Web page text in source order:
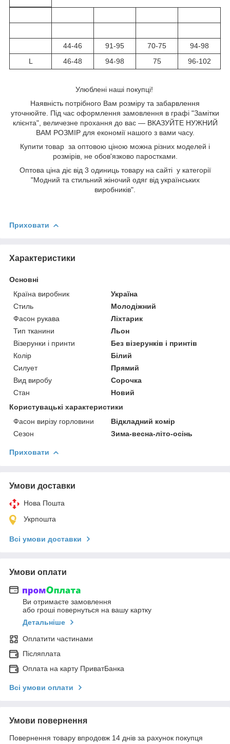
44-46 91-95 70-75
94-98
L
46-48 94-98 75 96-102
Улюблені наші покупці!
Наявність потрібного Вам розміру та забарвлення
уточнюйте. Під час оформлення замовлення в графі "Замітки
клієнта", величезне прохання до вас — ВКАЗУЙТЕ НУЖНИЙ
ВАМ РОЗМІР для економії нашого з вами часу.
Купити товар за оптовою ціною можна різних моделей і
розмірів, не обов'язково паростками.
Оптова ціна діє від 3 одиниць товару на сайті у категорії
"Модний та стильний жіночий одяг від українських
виробників".
Приховати
Характеристики
Основні
Країна виробник
Україна
Стиль
Молодіжний
Фасон рукава
Ліхтарик
Тип тканини
Льон
Візерунки і принти
Без візерунків і принтів
Колір
Білий
Силует
Прямий
Вид виробу
Сорочка
Стан
Новий
Користувацькі характеристики
Фасон вирізу горловини
Відкладний комір
Сезон
Зима-весна-літо-осінь
Приховати
Умови доставки
Нова Пошта
Укрпошта
Всі умови доставки
Умови оплати
Ви отримаєте замовлення
або гроші повернуться на вашу картку
Детальніше
Оплатити частинами
Післяплата
Оплата на карту ПриватБанка
Всі умови оплати
Умови повернення
Повернення товару впродовж 14 днів за рахунок покупця